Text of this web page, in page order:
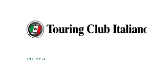
NEWS